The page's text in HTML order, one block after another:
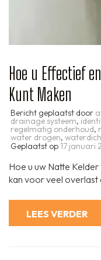
Hoe u Effectief
Kunt Maken
Bericht geplaatst door
drainage systeem,
regelmatig onderhoud,
water drogen,
Geplaatst op 17 januari
Hoe u uw Natte
kan voor veel overlast
LEES VERDER